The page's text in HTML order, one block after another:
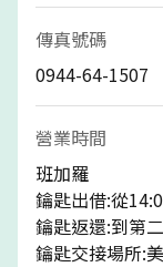
傳真號碼
0944-64-1507
營業時間
班加羅
鑰匙出借:從
鑰匙返還:到第
鑰匙交接場所: